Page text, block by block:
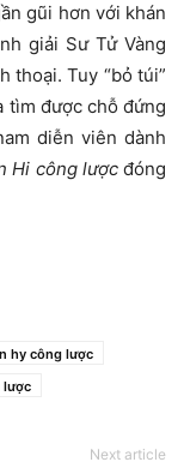
gũi hơn với khán
giải Sư Tử Vàng
thoại. Tuy “bỏ túi”
tìm được chỗ đứng
diễn viên dành
Hi công lượcđóng
hy công lược
lược
Next article